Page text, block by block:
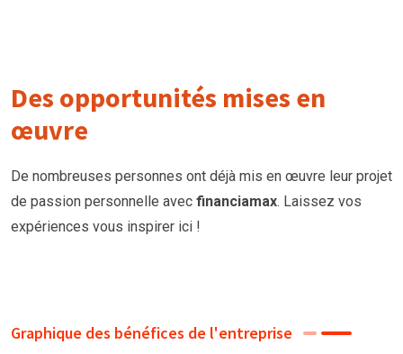
Des opportunités mises en
œuvre
De nombreuses personnes ont déjà mis en œuvre leur projet
de passion personnelle avec financiamax. Laissez vos
expériences vous inspirer ici !
Graphique des bénéfices de l'entreprise